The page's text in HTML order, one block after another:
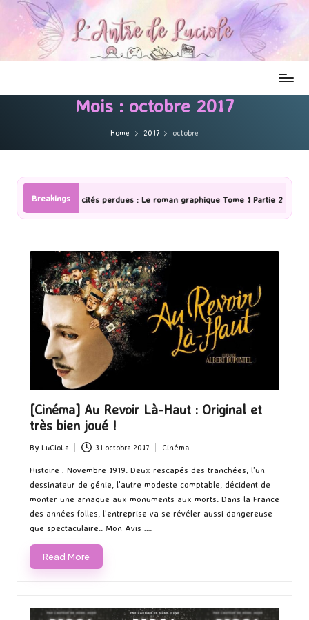
Mois : octobre 2017
Home 2017 octobre
Breakings
roman graphique Tome 1 Partie 2 [Série TV] The Madison : J’ai
[Cinéma] Au Revoir Là-Haut : Original et
très bien joué !
Posted
by
By LuCioLe 31 octobre 2017
Posted
in
Cinéma
Histoire : Novembre 1919. Deux rescapés des tranchées, l'un
dessinateur de génie, l'autre modeste comptable, décident de
monter une arnaque aux monuments aux morts. Dans la France
des années folles, l'entreprise va se révéler aussi dangereuse
que spectaculaire.. Mon Avis :…
Read More